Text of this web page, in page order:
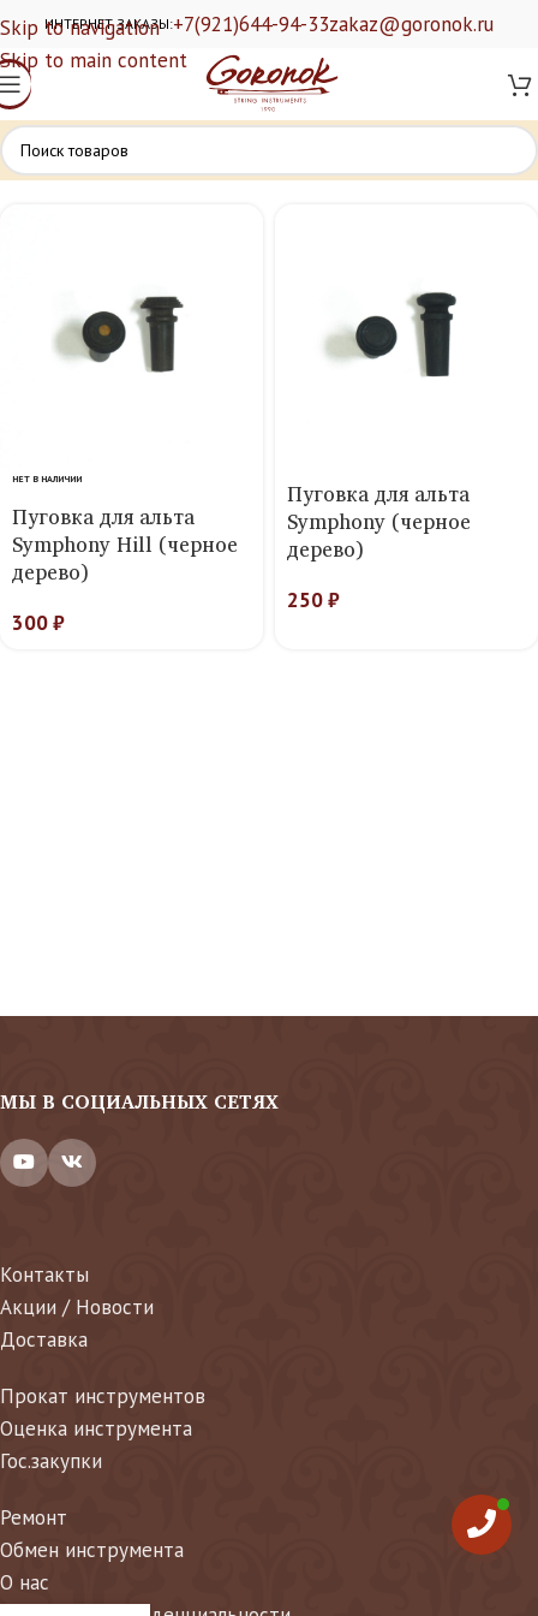
Skip to navigation
Skip to main content
ИНТЕРНЕТ ЗАКАЗЫ:+7(921)644-94-33zakaz@goronok.ru
НЕТ В НАЛИЧИИ
Пуговка для альта
Symphony Hill (черное
дерево)
300₽
Пуговка для альта
Symphony (черное
дерево)
250₽
МЫ В СОЦИАЛЬНЫХ СЕТЯХ
Контакты
Акции / Новости
Доставка
Прокат инструментов
Оценка инструмента
Гос.закупки
Ремонт
Обмен инструмента
О нас